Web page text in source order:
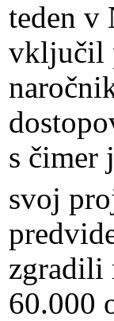
teden v
vključil
s čimer
svoj
zgradili
60.000